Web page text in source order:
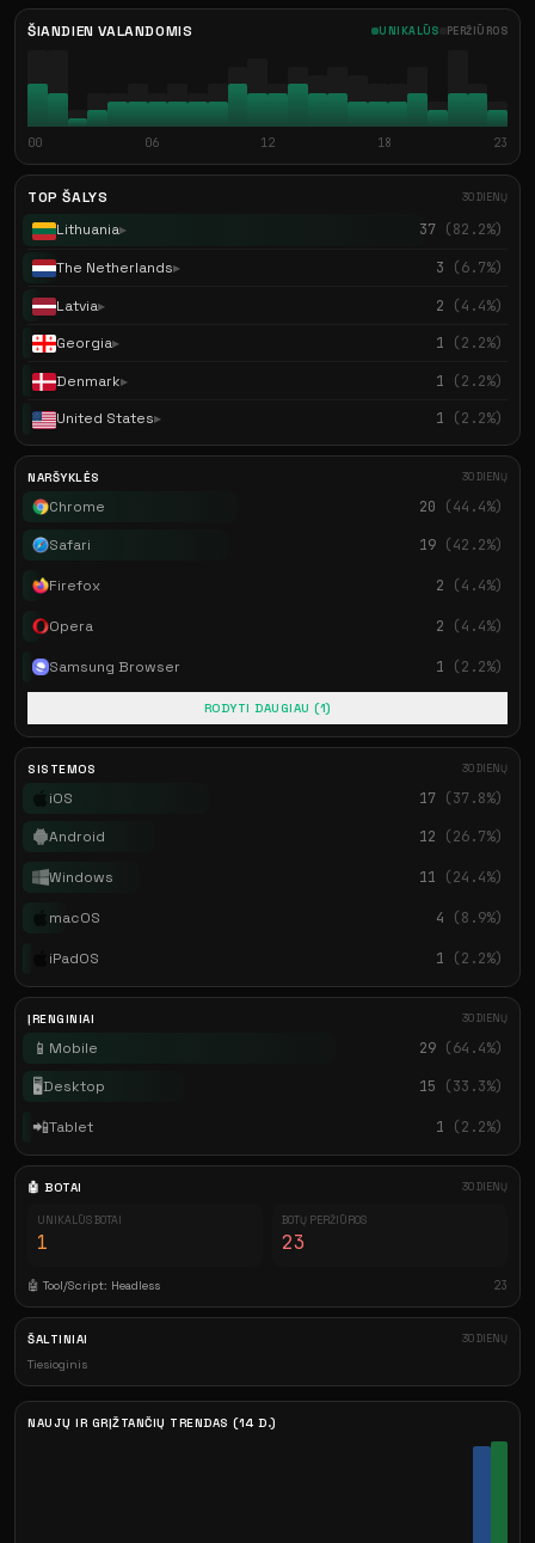
ŠIANDIEN VALANDOMIS UNIKALŪS PERŽIŪROS
00 06 12 18 23
TOP ŠALYS 30 DIENŲ
Lithuania▶ 37 (82.2%)
The Netherlands▶ 3
(6.7%)
Latvia▶ 2
(4.4%)
Georgia▶ 1
(2.2%)
Denmark▶ 1
(2.2%)
United States▶ 1 (2.2%)
NARŠYKLĖS 30 DIENŲ
Chrome 20
(44.4%)
Safari
19 (42.2%)
Firefox 2 (4.4%)
Opera 2 (4.4%)
Samsung Browser 1 (2.2%)
RODYTI DAUGIAU (1)
SISTEMOS 30 DIENŲ
iOS 17 (37.8%)
Android
12 (26.7%)
Windows 11 (24.4%)
macOS 4 (8.9%)
iPadOS 1 (2.2%)
ĮRENGINIAI 30 DIENŲ
📱 Mobile 29 (64.4%)
🖥️Desktop 15 (33.3%)
📲Tablet 1 (2.2%)
🤖 BOTAI 30 DIENŲ
UNIKALŪS BOTAI
1
BOTŲ PERŽIŪROS
23
🤖 Tool/Script: Headless 23
ŠALTINIAI 30 DIENŲ
Tiesioginis
NAUJŲ IR GRĮŽTANČIŲ TRENDAS (14 D.)